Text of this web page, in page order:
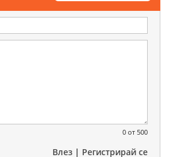
0 от 500
Влез | Регистрирай се